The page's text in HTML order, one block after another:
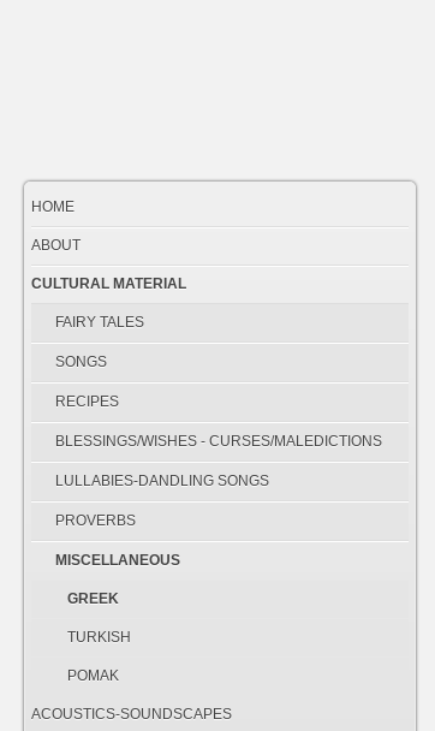
HOME
ABOUT
CULTURAL MATERIAL
FAIRY TALES
SONGS
RECIPES
BLESSINGS/WISHES - CURSES/MALEDICTIONS
LULLABIES-DANDLING SONGS
PROVERBS
MISCELLANEOUS
GREEK
TURKISH
POMAK
ACOUSTICS-SOUNDSCAPES